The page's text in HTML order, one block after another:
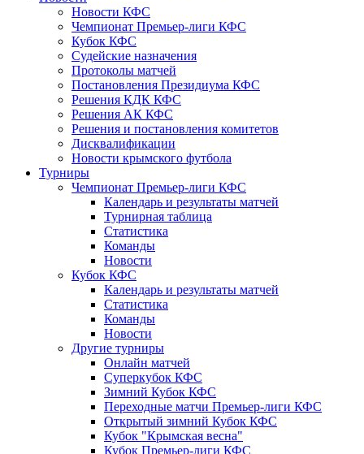
Новости КФС
Чемпионат Премьер-лиги КФС
Кубок КФС
Судейские назначения
Протоколы матчей
Постановления Президиума КФС
Решения КДК КФС
Решения АК КФС
Решения и постановления комитетов
Дисквалификации
Новости крымского футбола
Турниры
Чемпионат Премьер-лиги КФС
Календарь и результаты матчей
Турнирная таблица
Статистика
Команды
Новости
Кубок КФС
Календарь и результаты матчей
Статистика
Команды
Новости
Другие турниры
Онлайн матчей
Суперкубок КФС
Зимний Кубок КФС
Переходные матчи Премьер-лиги КФС
Открытый зимний Кубок КФС
Кубок "Крымская весна"
Кубок Премьер-лиги КФС